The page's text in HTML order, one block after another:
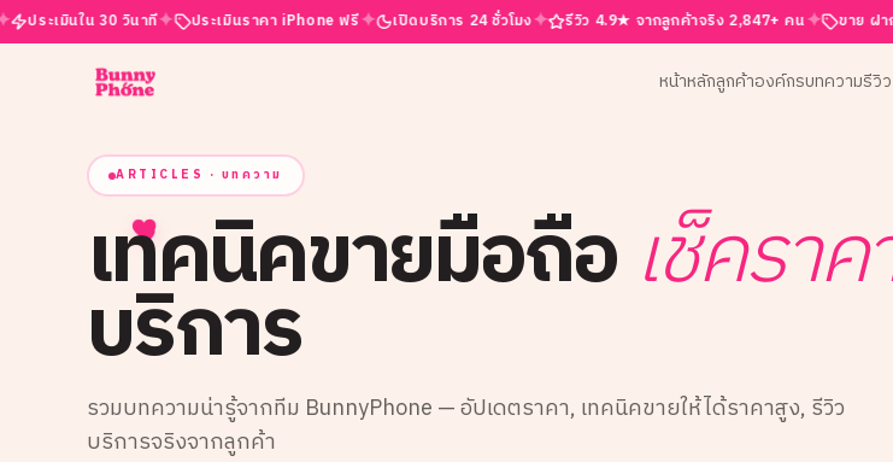
นใน 30 วินาที✦ ประเมินราคา iPhone ฟรี✦ เปิดบริการ 24 ชั่วโมง ✦ รีวิว 4.9★ จากลูกค้าจริง 2,847+ คน✦ ขาย ฝาก เทิร์น
หน้าหลักลูกค้าองค์กรบทความรีวิว
ARTICLES · บทความ
เทคนิคขายมือถือ เช็คราค
บริการ
รวมบทความน่ารู้จากทีม BunnyPhone — อัปเดตราคา, เทคนิคขายให้ได้ราคาสูง, รีวิว
บริการจริงจากลูกค้า